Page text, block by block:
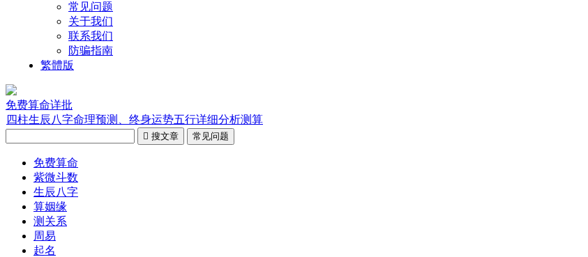
常见问题
关于我们
联系我们
防骗指南
繁體版
免费算命详批
四柱生辰八字命理预测、终身运势五行详细分析测算
 搜文章 常见问题
免费算命
紫微斗数
生辰八字
算姻缘
测关系
周易
起名